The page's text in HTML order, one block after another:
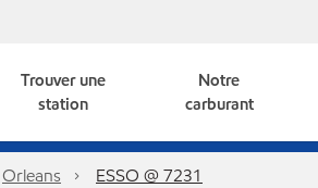
Trouver une
station
Notre
carburant
Orleans ESSO @ 7231